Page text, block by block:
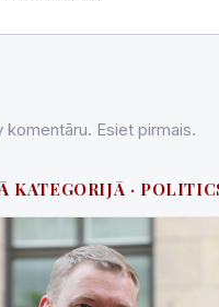
komentāru. Esiet pirmais.
KATEGORIJĀ ·